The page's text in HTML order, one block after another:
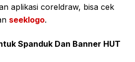
aplikasi coreldraw, bisa cek
seeklogo.
Spanduk Dan Banner HUT